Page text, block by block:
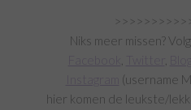
Niks meer missen?
Instagram
(username
hier komen de leukste/